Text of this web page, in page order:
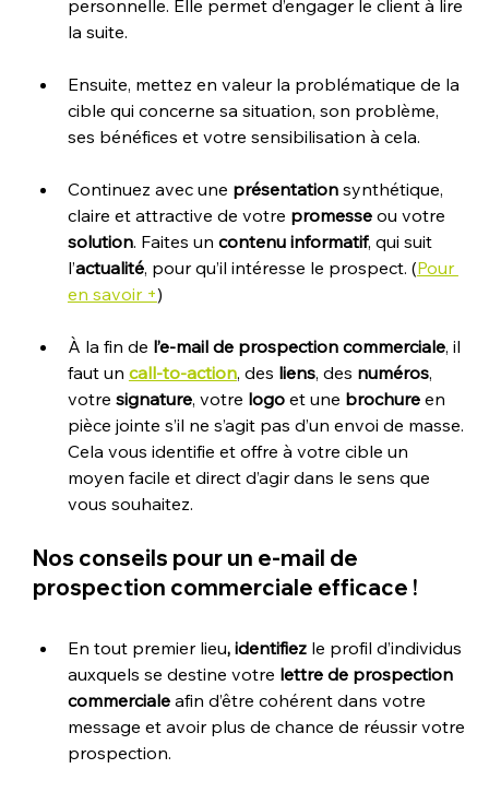
personnelle. Elle permet d’engager le client à lire
la suite.
Ensuite, mettez en valeur la problématique de la
cible qui concerne sa situation, son problème,
ses bénéfices et votre sensibilisation à cela.
Continuez avec une présentation synthétique,
claire et attractive de votre promesse ou votre
solution. Faites un contenu informatif, qui suit
l’actualité, pour qu’il intéresse le prospect. (Pour
en savoir +)
À la fin de l’e-mail de prospection commerciale, il
faut un call-to-action, des liens, des numéros,
votre signature, votre logo et une brochure en
pièce jointe s’il ne s’agit pas d’un envoi de masse.
Cela vous identifie et offre à votre cible un
moyen facile et direct d’agir dans le sens que
vous souhaitez.
Nos conseils pour un e-mail de
prospection commerciale efficace !
En tout premier lieu, identifiez le profil d’individus
auxquels se destine votre lettre de prospection
commerciale afin d’être cohérent dans votre
message et avoir plus de chance de réussir votre
prospection.